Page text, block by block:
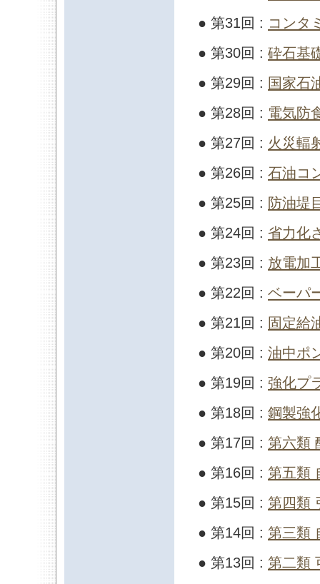
● 第31回 : コンタ
● 第30回 : 砕石基
● 第29回 : 国家石
● 第28回 : 電気防
● 第27回 : 火災輻
● 第26回 : 石油コ
● 第25回 : 防油堤
● 第24回 : 省力化
● 第23回 : 放電加
● 第22回 : ベーパ
● 第21回 : 固定給
● 第20回 : 油中ポ
● 第19回 : 強化プ
● 第18回 : 鋼製強
● 第17回 : 第六類
● 第16回 : 第五類
● 第15回 : 第四類
● 第14回 : 第三類
● 第13回 : 第二類